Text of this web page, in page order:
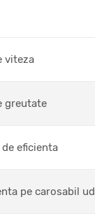
viteza
greutate
de eficienta
pe carosabil ud